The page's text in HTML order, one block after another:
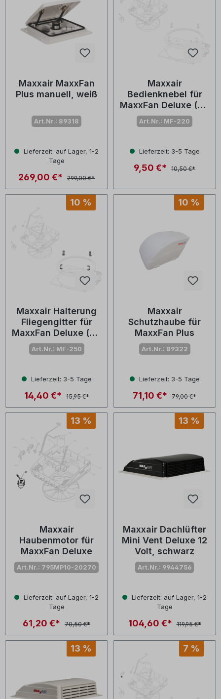
Maxxair MaxxFan
Plus manuell, weiß
Art.Nr.: 89318
Lieferzeit: auf Lager, 1-2
Tage
269,00 €* 299,00 €*
Maxxair
Bedienknebel für
MaxxFan Deluxe (Nr.
10-20223)
Art.Nr.: MF-220
Lieferzeit: 3-5 Tage
9,50 €* 10,50 €*
10 %
Maxxair Halterung
Fliegengitter für
MaxxFan Deluxe (Nr.
05-21233)
Art.Nr.: MF-250
Lieferzeit: 3-5 Tage
14,40 €* 15,95 €*
10 %
Maxxair
Schutzhaube für
MaxxFan Plus
Art.Nr.: 89322
Lieferzeit: 3-5 Tage
71,10 €* 79,00 €*
13 %
Maxxair
Haubenmotor für
MaxxFan Deluxe
Art.Nr.: 795MP10-20270
Lieferzeit: auf Lager, 1-2
Tage
61,20 €* 70,50 €*
13 %
Maxxair Dachlüfter
Mini Vent Deluxe 12
Volt, schwarz
Art.Nr.: 9944756
Lieferzeit: auf Lager, 1-2
Tage
104,60 €* 119,95 €*
13 % 7 %